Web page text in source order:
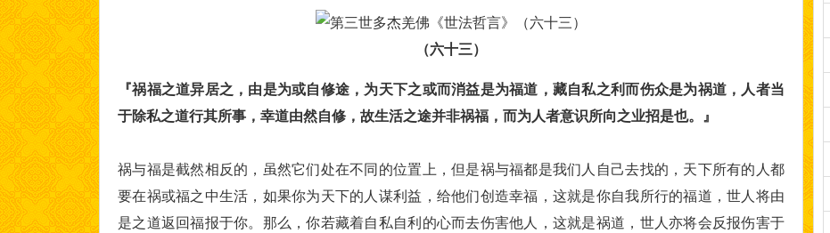
（六十三）
『祸福之道异居之，由是为或自修途，为天下之或而消益是为福道，藏自私之利而伤众是为祸道，人者当
于除私之道行其所事，幸道由然自修，故生活之途并非祸福，而为人者意识所向之业招是也。』
祸与福是截然相反的，虽然它们处在不同的位置上，但是祸与福都是我们人自己去找的，天下所有的人都
要在祸或福之中生活，如果你为天下的人谋利益，给他们创造幸福，这就是你自我所行的福道，世人将由
是之道返回福报于你。那么，你若藏着自私自利的心而去伤害他人，这就是祸道，世人亦将会反报伤害于